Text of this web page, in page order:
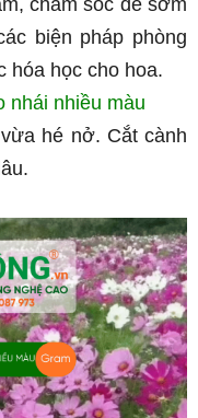
chăm sóc để sớm
biện pháp phòng
hóa học cho hoa.
nhái nhiều màu
hé nở. Cắt cành